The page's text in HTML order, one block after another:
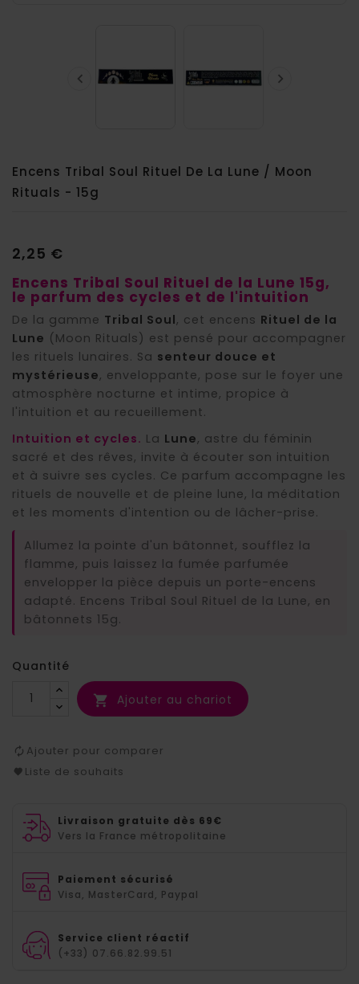
 
Encens Tribal Soul Rituel De La Lune / Moon
Rituals - 15g
2,25 €
Encens Tribal Soul Rituel de la Lune 15g,
le parfum des cycles et de l'intuition
De la gamme Tribal Soul, cet encens Rituel de la
Lune (Moon Rituals) est pensé pour accompagner
les rituels lunaires. Sa senteur douce et
mystérieuse, enveloppante, pose sur le foyer une
atmosphère nocturne et intime, propice à
l'intuition et au recueillement.
Intuition et cycles. La Lune, astre du féminin
sacré et des rêves, invite à écouter son intuition
et à suivre ses cycles. Ce parfum accompagne les
rituels de nouvelle et de pleine lune, la méditation
et les moments d'intention ou de lâcher-prise.
Allumez la pointe d'un bâtonnet, soufflez la
flamme, puis laissez la fumée parfumée
envelopper la pièce depuis un porte-encens
adapté. Encens Tribal Soul Rituel de la Lune, en
bâtonnets 15g.
Quantité
 Ajouter au chariot
Ajouter pour comparer
Liste de souhaits
Livraison gratuite dès 69€
Vers la France métropolitaine
Paiement sécurisé
Visa, MasterCard, Paypal
Service client réactif
(+33) 07.66.82.99.51